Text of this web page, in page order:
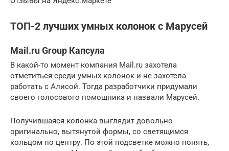
ТОП-2 лучших умных колонок с Марусей
Mail.ru Group Капсула
В какой-то момент компания Mail.ru захотела
отметиться среди умных колонок и не захотела
работать с Алисой. Тогда разработчики придумали
своего голосового помощника и назвали Марусей.
Получившаяся колонка выглядит довольно
оригинально, вытянутой формы, со светящимся
кольцом по центру. По этой подсветке можно понять,